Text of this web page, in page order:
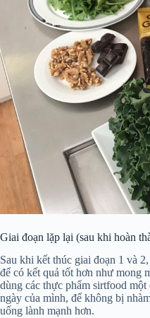
Giai đoạn lặp lại (sau khi hoàn
Sau khi kết thúc giai đoạn 1 và
để có kết quả tốt hơn như mong
dùng các thực phẩm sirtfood
ngày của mình, để không bị
uống lành mạnh hơn.